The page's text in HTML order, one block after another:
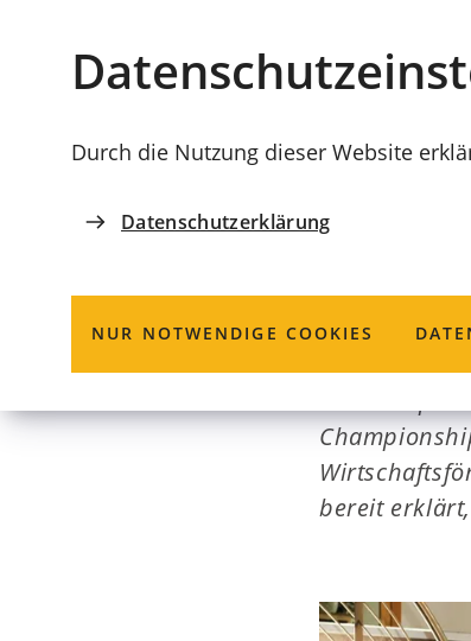
Durch die Nutzung dieser Website
Datenschutzerklärung
NUR NOTWENDIGE COOKIES
Coburg
29.09.2023 SPORTSTADT COBURG
Mit
bereit